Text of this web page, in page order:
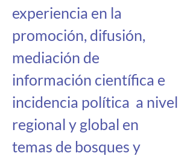
experiencia en la
promoción, difusión,
mediación de
información científica e
incidencia política  a nivel
regional y global en
temas de bosques y